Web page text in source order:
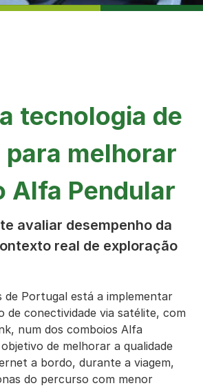
tecnologia de
melhorar
Alfa Pendular
avaliar desempenho da
real de exploração
de Portugal está a implementar
de conectividade via satélite, com
num dos comboios Alfa
de melhorar a qualidade
a bordo, durante a viagem,
do percurso com menor